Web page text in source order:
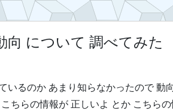
向 について 調べてみた
いるのか あまり知らなかったので 動
ちらの情報が 正しいよ とか こちら